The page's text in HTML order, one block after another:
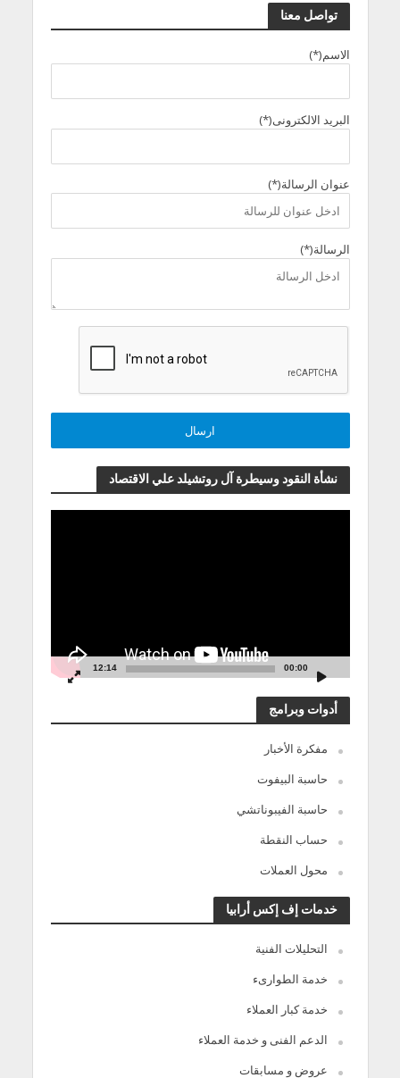
تواصل معنا
الاسم(*)
البريد الالكترونى(*)
عنوان الرسالة(*)
الرسالة(*)
نشأة النقود وسيطرة آل روتشيلد علي الاقتصاد
00:00
12:14
أدوات وبرامج
مفكرة الأخبار
حاسبة البيفوت
حاسبة الفيبوناتشي
حساب النقطة
محول العملات
خدمات إف إكس أرابيا
التحليلات الفنية
خدمة الطوارىء
خدمة كبار العملاء
الدعم الفنى و خدمة العملاء
عروض و مسابقات